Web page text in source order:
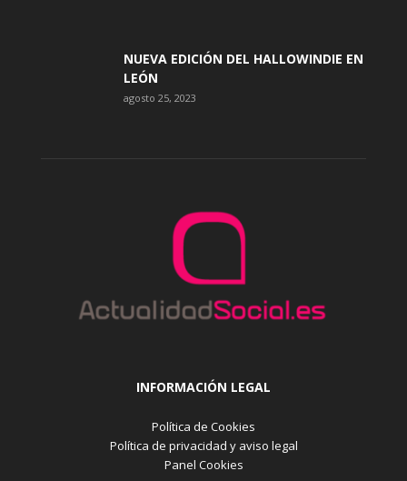
NUEVA EDICIÓN DEL HALLOWINDIE EN
LEÓN
agosto 25, 2023
INFORMACIÓN LEGAL
Política de Cookies
Política de privacidad y aviso legal
Panel Cookies